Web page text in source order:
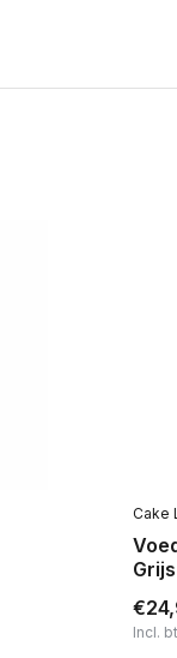
Cake
Grijs
Incl.